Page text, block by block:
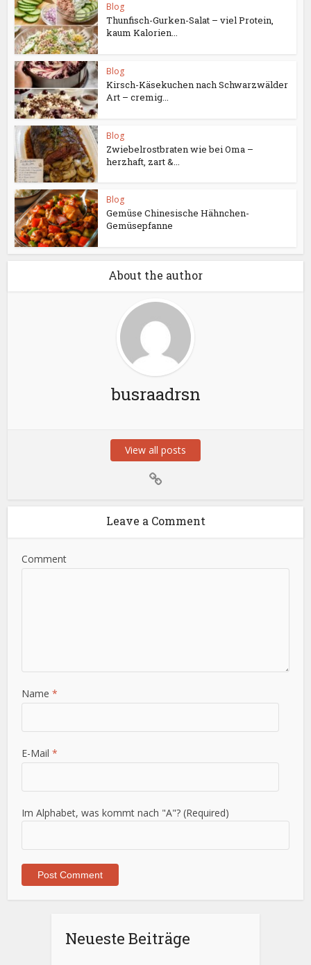
Blog
Thunfisch-Gurken-Salat – viel Protein,
kaum Kalorien...
Blog
Kirsch-Käsekuchen nach Schwarzwälder
Art – cremig...
Blog
Zwiebelrostbraten wie bei Oma –
herzhaft, zart &...
Blog
Gemüse Chinesische Hähnchen-
Gemüsepfanne
About the author
busraadrsn
View all posts
Leave a Comment
Comment
Name*
E-Mail*
Im Alphabet, was kommt nach "A"? (Required)
Neueste Beiträge